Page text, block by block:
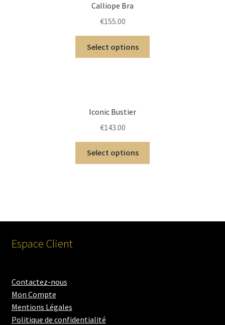
Calliope Bra
€155.00
Select options
Iconic Bustier
€143.00
Select options
Espace Client
Contactez-nous
Mon Compte
Mentions Légales
Politique de confidentialité